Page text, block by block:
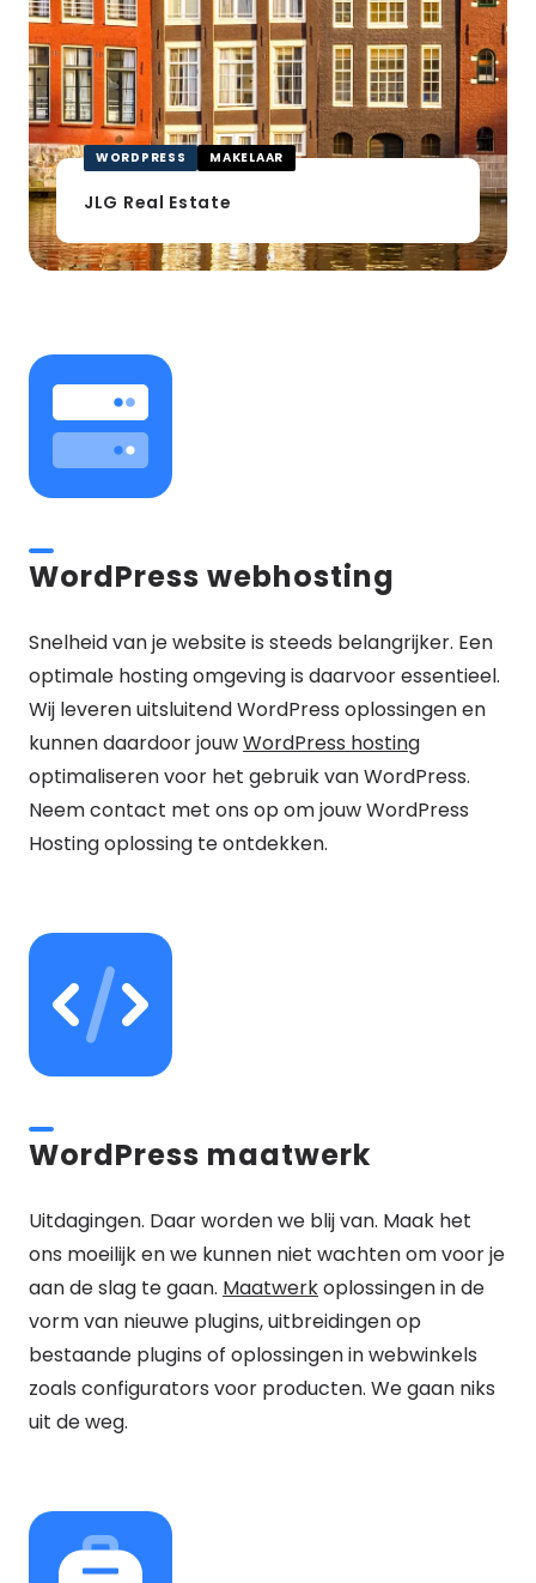
WORDPRESS MAKELAAR
JLG Real Estate
WordPress webhosting
Snelheid van je website is steeds belangrijker. Een
optimale hosting omgeving is daarvoor essentieel.
Wij leveren uitsluitend WordPress oplossingen en
kunnen daardoor jouwWordPress hosting
optimaliseren voor het gebruik van WordPress.
Neem contact met ons op om jouw WordPress
Hosting oplossing te ontdekken.
WordPress maatwerk
Uitdagingen. Daar worden we blij van. Maak het
ons moeilijk en we kunnen niet wachten om voor je
aan de slag te gaan. Maatwerkoplossingen in de
vorm van nieuwe plugins, uitbreidingen op
bestaande plugins of oplossingen in webwinkels
zoals configurators voor producten. We gaan niks
uit de weg.